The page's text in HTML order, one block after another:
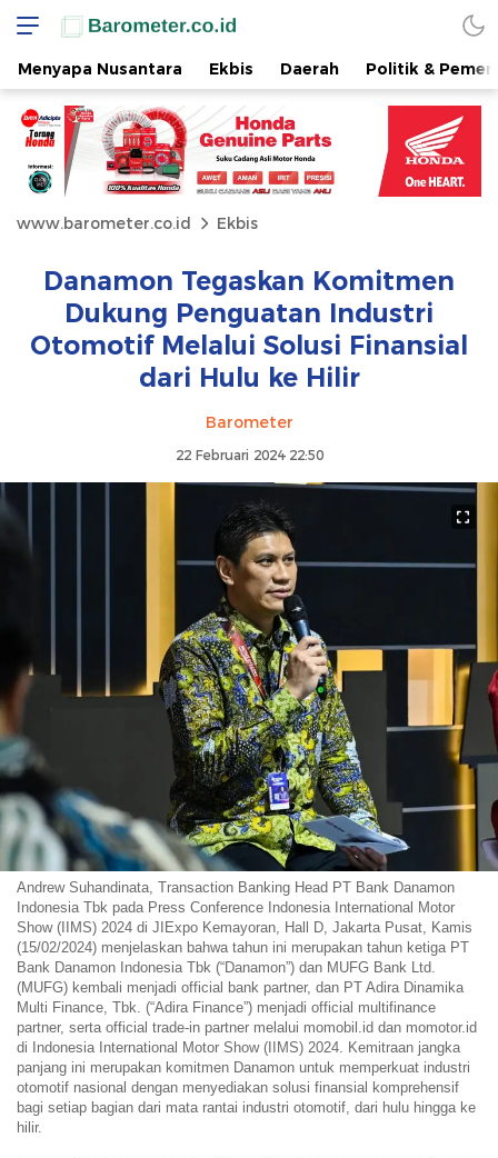
Menyapa Nusantara Ekbis Daerah Politik &
www.barometer.co.id Ekbis
Danamon Tegaskan Komitmen
Dukung Penguatan Industri
Otomotif Melalui Solusi Finansial
dari Hulu ke Hilir
Barometer
22 Februari 2024 22:50
Andrew Suhandinata, Transaction Banking Head PT Bank Danamon
Indonesia Tbk pada Press Conference Indonesia International Motor
Show (IIMS) 2024 di JIExpo Kemayoran, Hall D, Jakarta Pusat, Kamis
(15/02/2024) menjelaskan bahwa tahun ini merupakan tahun ketiga PT
Bank Danamon Indonesia Tbk (“Danamon”) dan MUFG Bank Ltd.
(MUFG) kembali menjadi official bank partner, dan PT Adira Dinamika
Multi Finance, Tbk. (“Adira Finance”) menjadi official multifinance
partner, serta official trade-in partner melalui momobil.id dan momotor.id
di Indonesia International Motor Show (IIMS) 2024. Kemitraan jangka
panjang ini merupakan komitmen Danamon untuk memperkuat industri
otomotif nasional dengan menyediakan solusi finansial komprehensif
bagi setiap bagian dari mata rantai industri otomotif, dari hulu hingga ke
hilir.